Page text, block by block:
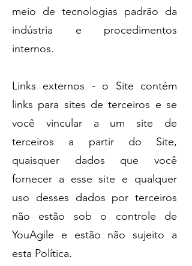
meio de tecnologias padrão da
indústria e procedimentos
internos.
Links externos - o Site contém
links para sites de terceiros e se
você vincular a um site de
terceiros a partir do Site,
quaisquer dados que você
fornecer a esse site e qualquer
uso desses dados por terceiros
não estão sob o controle de
YouAgile e estão não sujeito a
esta Política.